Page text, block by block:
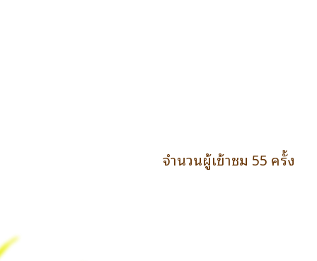
จำนวนผู้เข้าชม 55 ครั้ง